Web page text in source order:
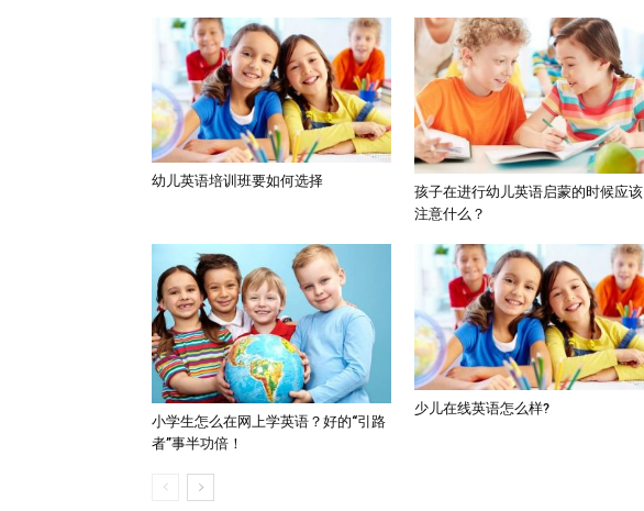
幼儿英语培训班要如何选择
孩子在进行幼儿英语启蒙的时候应该
注意什么？
小学生怎么在网上学英语？好的“引路
者”事半功倍！
少儿在线英语怎么样?